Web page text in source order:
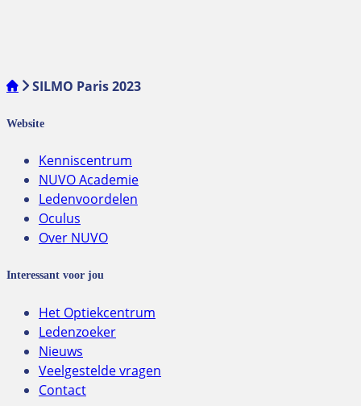
SILMO Paris 2023
Website
Kenniscentrum
NUVO Academie
Ledenvoordelen
Oculus
Over NUVO
Interessant voor jou
Het Optiekcentrum
Ledenzoeker
Nieuws
Veelgestelde vragen
Contact